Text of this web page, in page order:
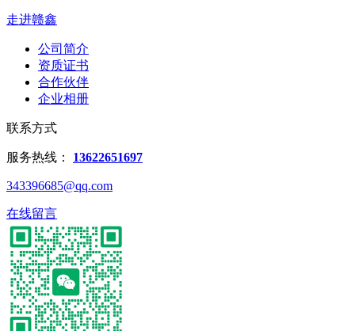
走进赣鑫
公司简介
资质证书
合作伙伴
企业相册
联系方式
服务热线： 13622651697
343396685@qq.com
在线留言